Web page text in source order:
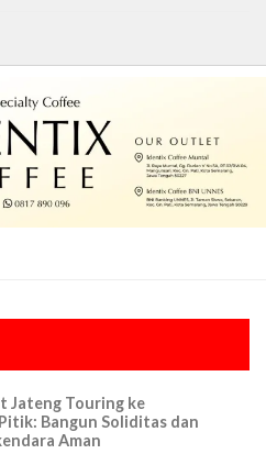
Jateng Touring ke
Bangun Soliditas dan
Aman